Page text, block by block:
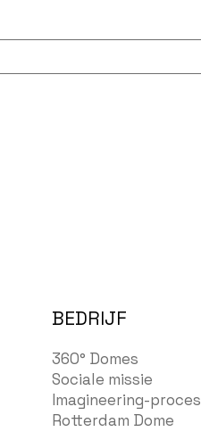
360° Domes
Sociale missie
Imagineering-proces
Rotterdam Dome
BEDRIJF